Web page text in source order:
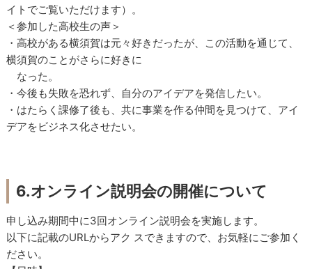
イトでご覧いただけます）。
＜参加した高校生の声＞
・高校がある横須賀は元々好きだったが、この活動を通じて、
横須賀のことがさらに好きに
なった。
・今後も失敗を恐れず、自分のアイデアを発信したい。
・はたらく課修了後も、共に事業を作る仲間を見つけて、アイ
デアをビジネス化させたい。
6.オンライン説明会の開催について
申し込み期間中に3回オンライン説明会を実施します。
以下に記載のURLからアク スできますので、お気軽にご参加く
ださい。